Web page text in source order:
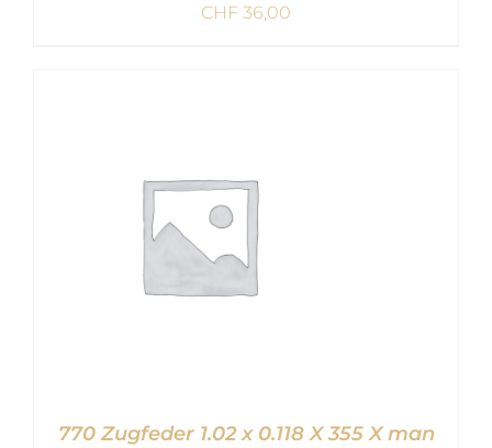
CHF 36,00
770 Zugfeder 1.02 x 0.118 X 355 X man